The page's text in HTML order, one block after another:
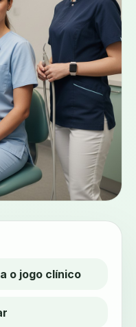
o jogo clínico